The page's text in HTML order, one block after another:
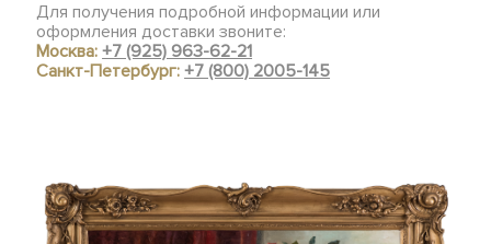
Для получения подробной информации или
оформления доставки звоните:
Москва:+7 (925) 963-62-21
Санкт-Петербург:+7 (800) 2005-145